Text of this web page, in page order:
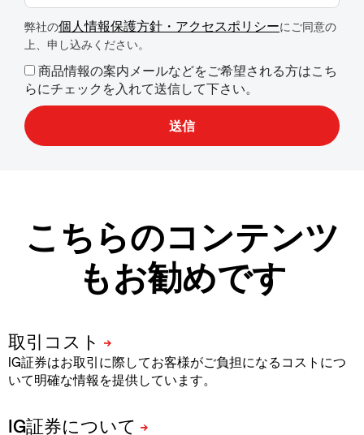
弊社の個人情報保護方針・アクセスポリシーにご同意の
上、申し込みください。
商品情報の案内メールなどをご希望される方はこち
らにチェックを入れて送信して下さい。
こちらのコンテンツ
もお勧めです
IG証券はお取引に際してお客様がご負担になるコストにつ
いて明確な情報を提供しています。